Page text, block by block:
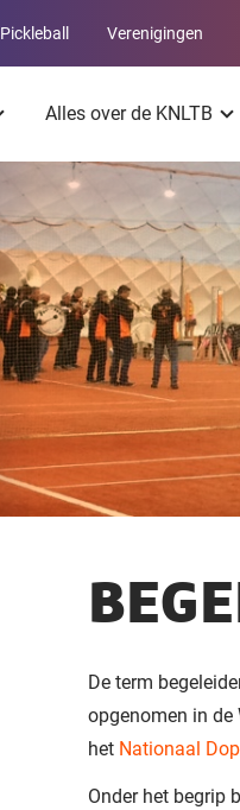
Pickleball Verenigingen
Alles over de KNLTB
De term
opgenomen in de
het Nationaal
Onder het begrip